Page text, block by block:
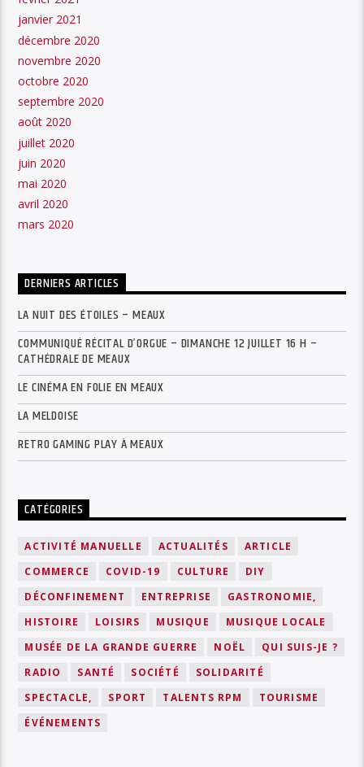
janvier 2021
décembre 2020
novembre 2020
octobre 2020
septembre 2020
août 2020
juillet 2020
juin 2020
mai 2020
avril 2020
mars 2020
DERNIERS ARTICLES
LA NUIT DES ÉTOILES – MEAUX
COMMUNIQUÉ RÉCITAL D’ORGUE – DIMANCHE 12 JUILLET 16 H –
CATHÉDRALE DE MEAUX
LE CINÉMA EN FOLIE EN MEAUX
LA MELDOISE
RETRO GAMING PLAY À MEAUX
CATÉGORIES
ACTIVITÉ MANUELLE ACTUALITÉS
ARTICLE
COMMERCE
COVID-19 CULTURE
DIY
DÉCONFINEMENT
ENTREPRISE
GASTRONOMIE,
HISTOIRE
LOISIRS MUSIQUE
MUSIQUE LOCALE
MUSÉE DE LA GRANDE GUERRE
NOËL
QUI SUIS-JE ?
RADIO
SANTÉ SOCIÉTÉ
SOLIDARITÉ
SPECTACLE,
SPORT TALENTS RPM
TOURISME
ÉVÉNEMENTS